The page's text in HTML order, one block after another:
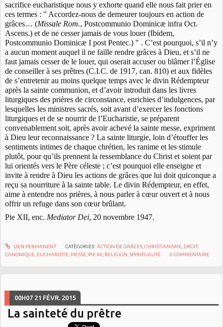
sacrifice eucharistique nous y exhorte quand elle nous fait prier en
ces termes : " Accordez-nous de demeurer toujours en action de
grâces… (Missale Rom., Postcommunio Dominicæ infra Oct.
Ascens.) et de ne cesser jamais de vous louer (Ibidem,
Postcommunio Dominicæ I post Pentec.) " . C’est pourquoi, s’il n’y
a aucun moment auquel il ne faille rendre grâces à Dieu, et s’il ne
faut jamais cesser de le louer, qui oserait accuser ou blâmer l’Église
de conseiller à ses prêtres (C.I.C. de 1917, can. 810) et aux fidèles
de s’entretenir au moins quelque temps avec le divin Rédempteur
après la sainte communion, et d’avoir introduit dans les livres
liturgiques des prières de circonstance, enrichies d’indulgences, par
lesquelles les ministres sacrés, soit avant d’exercer les fonctions
liturgiques et de se nourrir de l’Eucharistie, se préparent
convenablement soit, après avoir achevé la sainte messe, expriment
à Dieu leur reconnaissance ? La sainte liturgie, loin d’étouffer les
sentiments intimes de chaque chrétien, les ranime et les stimule
plutôt, pour qu’ils prennent la ressemblance du Christ et soient par
lui orientés vers le Père céleste ; c’est pourquoi elle enseigne et
invite à rendre à Dieu les actions de grâces que lui doit quiconque a
reçu sa nourriture à la sainte table. Le divin Rédempteur, en effet,
aime à entendre nos prières, à nous parler à cœur ouvert et à nous
offrir un refuge dans son cœur brûlant.
Pie XII, enc. Mediator Dei, 20 novembre 1947.
LIEN PERMANENT CATÉGORIES :ACTION DE GRÂCES, CHRISTIANISME, DROIT
CANONIQUE EUCHARISTIE MESSE PIE XII RELIGION ,SPIRITUALITÉ 0 COMMENTAIRE
00H07 21 FÉVR. 2015
La sainteté du prêtre